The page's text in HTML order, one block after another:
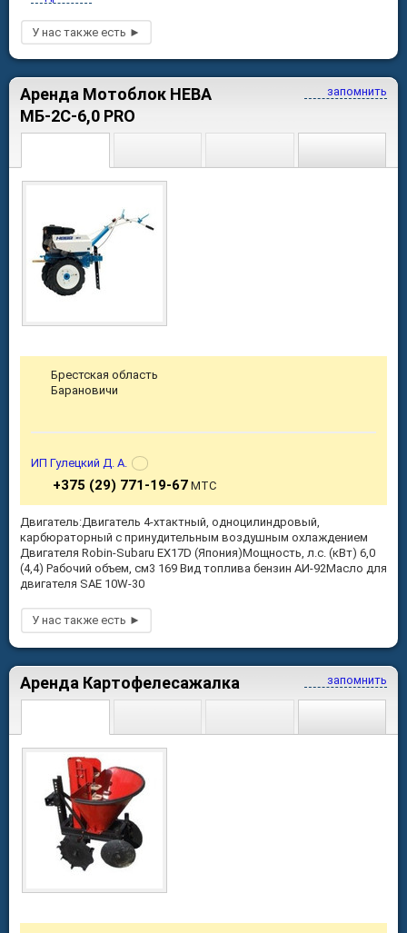
запомнить
Аренда Мотоблок НЕВА
МБ-2С-6,0 PRO
Двигатель:Двигатель 4-хтактный, одноцилиндровый,
карбюраторный с принудительным воздушным охлаждением
Двигателя Robin-Subaru EX17D (Япония)Мощность, л.с. (кВт) 6,0
(4,4) Рабочий объем, см3 169 Вид топлива бензин АИ-92Масло для
двигателя SAE 10W-30
Брестская область
Барановичи
ИП Гулецкий Д. А.
+375 (29) 771-19-67МТС
запомнить
Аренда Картофелесажалка